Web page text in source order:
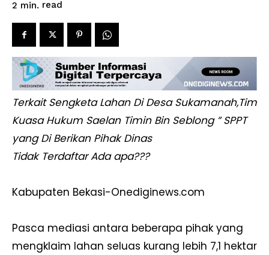
2 min. read
Terkait Sengketa Lahan Di Desa Sukamanah,Tim
Kuasa Hukum Saelan Timin Bin Seblong ” SPPT
yang Di Berikan Pihak Dinas
Tidak Terdaftar Ada apa???
Kabupaten Bekasi-Onediginews.com
Pasca mediasi antara beberapa pihak yang
mengklaim lahan seluas kurang lebih 7,1 hektar